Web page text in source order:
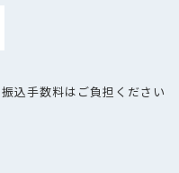
込手数料はご負担ください